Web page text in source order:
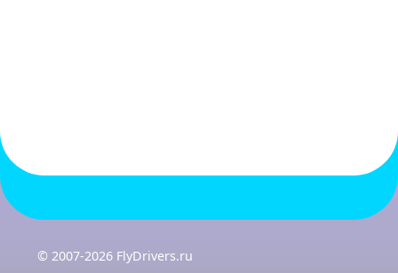
© 2007-2026 FlyDrivers.ru